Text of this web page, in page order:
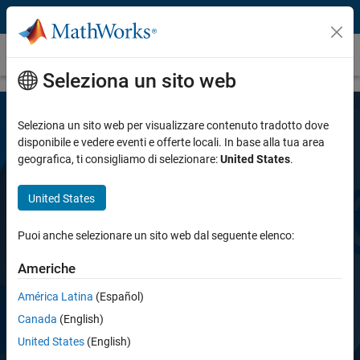
Vai al contenuto
Deep Learning Toolbox
Deep Learning Toolbox
Progettazione, addestramento, analisi e
simulazione di reti di Deep Learning
Seleziona un sito web
Seleziona un sito web per visualizzare contenuto tradotto dove
disponibile e vedere eventi e offerte locali. In base alla tua area
geografica, ti consigliamo di selezionare:United States.
United States
Puoi anche selezionare un sito web dal seguente elenco:
Americhe
América Latina (Español)
Canada (English)
United States (English)